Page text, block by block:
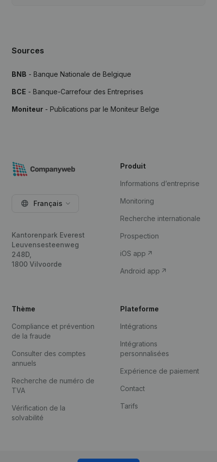
Sources
BNB - Banque Nationale de Belgique
BCE - Banque-Carrefour des Entreprises
Moniteur - Publications par le Moniteur Belge
Français
Kantorenpark Everest
Leuvensesteenweg
248D,
1800 Vilvoorde
Produit
Informations d’entreprise
Monitoring
Recherche internationale
Prospection
iOS app
Android app
Thème
Compliance et prévention
de la fraude
Consulter des comptes
annuels
Recherche de numéro de
TVA
Vérification de la
solvabilité
Plateforme
Intégrations
Intégrations
personnalisées
Expérience de paiement
Contact
Tarifs